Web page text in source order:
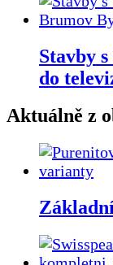
Stavby
do
Aktuálně z